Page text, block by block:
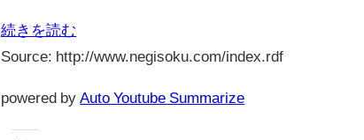
続きを読む
Source: http://www.negisoku.com/index.rdf
powered by Auto Youtube Summarize